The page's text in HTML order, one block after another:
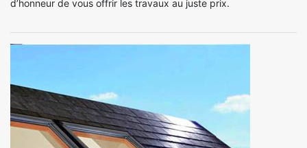
d’honneur de vous offrir les travaux au juste prix.